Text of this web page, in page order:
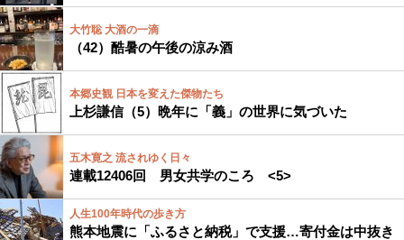
大竹聡 大酒の一滴
（42）酷暑の午後の涼み酒
本郷史観 日本を変えた傑物たち
上杉謙信（5）晩年に「義」の世界に気づいた
五木寛之 流されゆく日々
連載12406回 男女共学のころ <5>
人生100年時代の歩き方
熊本地震に「ふるさと納税」で支援…寄付金は中抜き